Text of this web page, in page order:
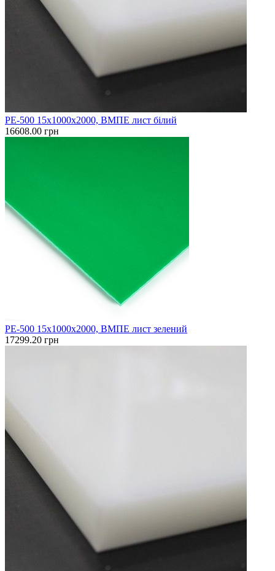
PE-500 15х1000х2000, ВМПЕ лист білий
16608.00 грн
PE-500 15х1000х2000, ВМПЕ лист зелений
17299.20 грн